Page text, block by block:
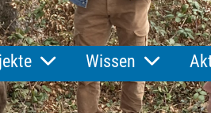
Wissen